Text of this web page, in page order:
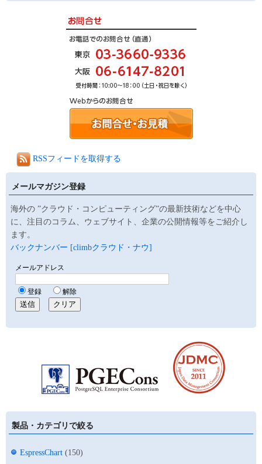
RSSフィードを取得する
メールマガジン登録
海外の ”クラウド・コンピューティング”の最新技術などを中心
に、注目のコラム、ウェブサイト、企業の公開情報等をご紹介し
ます。
バックナンバー [climbクラウド・ナウ]
製品・カテゴリで絞る
EspressChart (150)